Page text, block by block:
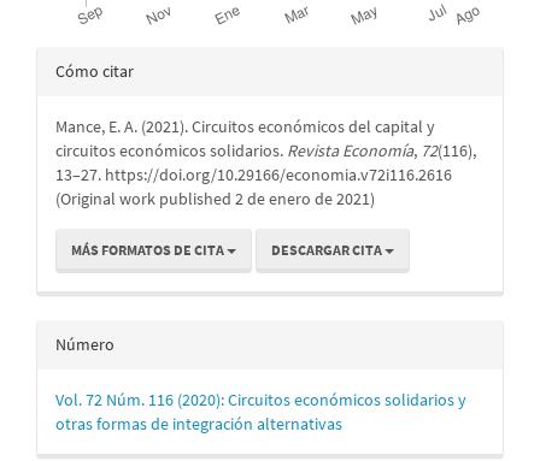
Detalles
artículo
Cómo citar
Mance, E. A. (2021). Circuitos económicos del capital y
circuitos económicos solidarios. Revista Economía, 72(116),
13–27. https://doi.org/10.29166/economia.v72i116.2616
(Original work published 2 de enero de 2021)
MÁS FORMATOS DE CITA DESCARGAR CITA
Número
Vol. 72 Núm. 116 (2020): Circuitos económicos solidarios y
otras formas de integración alternativas